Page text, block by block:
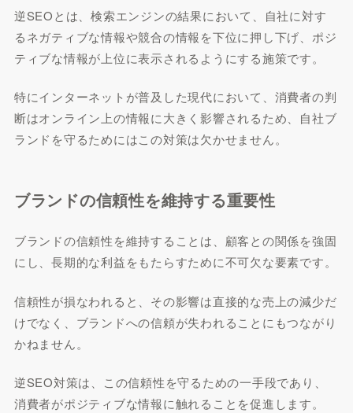
逆SEOとは、検索エンジンの結果において、自社に対す
るネガティブな情報や競合の情報を下位に押し下げ、ポジ
ティブな情報が上位に表示されるようにする施策です。
特にインターネットが普及した現代において、消費者の判
断はオンライン上の情報に大きく影響されるため、自社ブ
ランドを守るためにはこの対策は欠かせません。
ブランドの信頼性を維持する重要性
ブランドの信頼性を維持することは、顧客との関係を強固
にし、長期的な利益をもたらすために不可欠な要素です。
信頼性が損なわれると、その影響は直接的な売上の減少だ
けでなく、ブランドへの信頼が失われることにもつながり
かねません。
逆SEO対策は、この信頼性を守るための一手段であり、
消費者がポジティブな情報に触れることを促進します。